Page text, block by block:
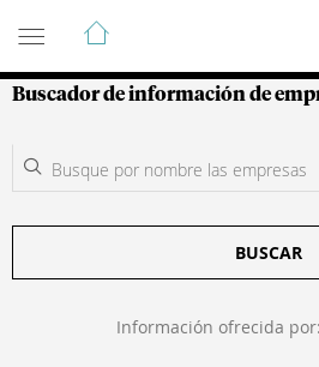
Guía de Empresas
Buscador de información de
BUSCAR
Información ofrecida por: